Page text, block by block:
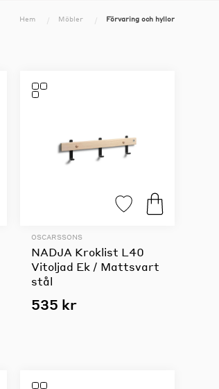
Hem Möbler Förvaring och hyllor
OSCARSSONS
NADJA Kroklist L40
Vitoljad Ek / Mattsvart
stål
535 kr